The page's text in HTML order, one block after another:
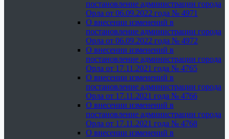
постановление администрации города
Орла от 06.09.2022 года № 4971
О внесении изменений в
постановление администрации города
Орла от 06.09.2022 года № 4972
О внесении изменений в
постановление администрации города
Орла от 17.11.2021 года № 4765
О внесении изменений в
постановление администрации города
Орла от 17.11.2021 года № 4766
О внесении изменений в
постановление администрации города
Орла от 17.11.2021 года № 4768
О внесении изменений в